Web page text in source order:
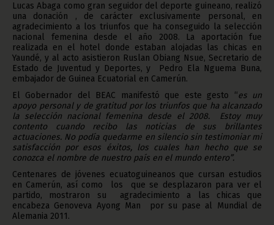
Lucas Abaga como gran seguidor del deporte guineano, realizó
una donación , de carácter exclusivamente personal, en
agradecimiento a los triunfos que ha conseguido la selección
nacional femenina desde el año 2008. La aportación fue
realizada en el hotel donde estaban alojadas las chicas en
Yaundé, y al acto asistieron Ruslan Obiang Nsue, Secretario de
Estado de Juventud y Deportes, y Pedro Ela Nguema Buna,
embajador de Guinea Ecuatorial en Camerún.
El Gobernador del BEAC manifestó que este gesto “es un
apoyo personal y de gratitud por los triunfos que ha alcanzado
la selección nacional femenina desde el 2008. Estoy muy
contento cuando recibo las noticias de sus brillantes
actuaciones. No podía quedarme en silencio sin testimoniar mi
satisfacción por esos éxitos, los cuales han hecho que se
conozca el nombre de nuestro país en el mundo entero”.
Centenares de jóvenes ecuatoguineanos que cursan estudios
en Camerún, así como los que se desplazaron para ver el
partido, mostraron su agradecimiento a las chicas que
encabeza Genoveva Ayong Man por su pase al Mundial de
Alemania 2011.